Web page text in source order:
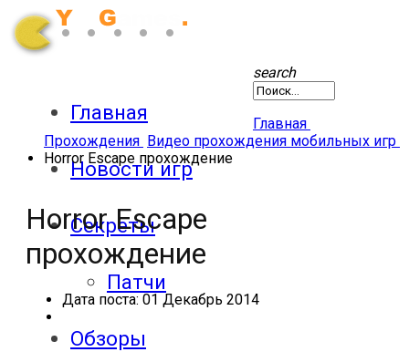
Главная
Новости игр
Секреты
Патчи
Обзоры
search
Главная
Прохождения Видео прохождения мобильных игр
Horror Escape прохождение
Horror Escape
прохождение
Дата поста: 01 Декабрь 2014